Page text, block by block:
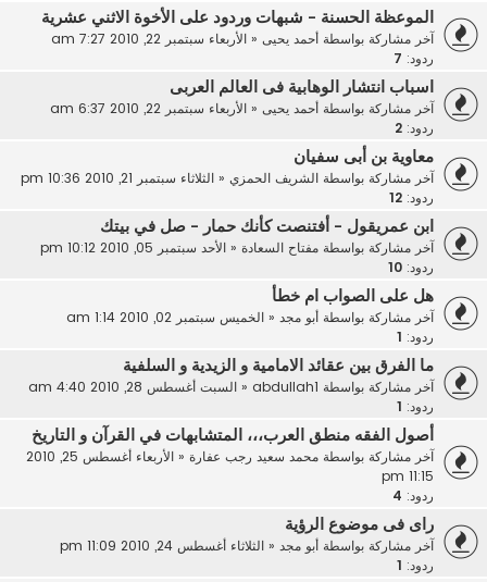
الموعظة الحسنة - شبهات وردود على الأخوة الاثني عشرية
آخر مشاركة بواسطة أحمد يحيى« الأربعاء سبتمبر 22, 2010 7:27 am
ردود: 7
اسباب انتشار الوهابية فى العالم العربى
آخر مشاركة بواسطة أحمد يحيى« الأربعاء سبتمبر 22, 2010 6:37 am
ردود: 2
معاوية بن أبى سفيان
آخر مشاركة بواسطة الشريف الحمزي« الثلاثاء سبتمبر 21, 2010 10:36 pm
ردود: 12
ابن عمريقول - أفتنصت كأنك حمار - صل في بيتك
آخر مشاركة بواسطة مفتاح السعادة« الأحد سبتمبر 05, 2010 10:12 pm
ردود: 10
هل على الصواب ام خطأ
آخر مشاركة بواسطة أبو مجد« الخميس سبتمبر 02, 2010 1:14 am
ردود:
ما الفرق بين عقائد الامامية و الزيدية و السلفية
آخر مشاركة بواسطة abdullah1
« السبت أغسطس 28, 2010 4:40 am
ردود:
أصول الفقه منطق العرب،،، المتشابهات في القرآن و التاريخ
آخر مشاركة بواسطة محمد سعيد رجب عفارة«
الأربعاء أغسطس 25, 2010
11:15 pm
ردود: 4
راى فى موضوع الرؤية
آخر مشاركة بواسطة أبو مجد« الثلاثاء أغسطس 24, 2010 11:09 pm
ردود: